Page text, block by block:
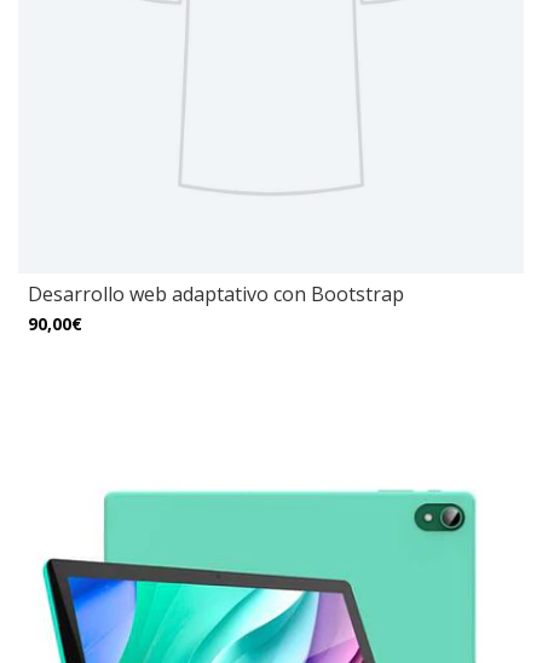
Desarrollo web adaptativo con Bootstrap
90,00€